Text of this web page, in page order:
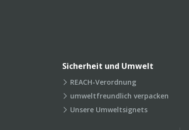
Sicherheit und Umwelt
REACH-Verordnung
umweltfreundlich verpacken
Unsere Umweltsignets